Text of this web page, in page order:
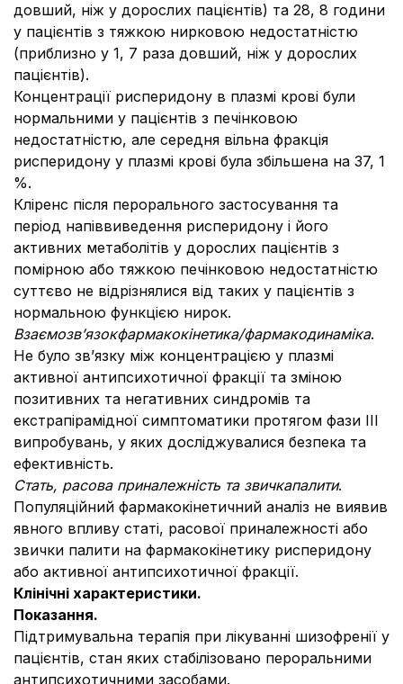
довший, ніж у дорослих пацієнтів) та 28, 8 години
у пацієнтів з тяжкою нирковою недостатністю
(приблизно у 1, 7 раза довший, ніж у дорослих
пацієнтів).
Концентрації рисперидону в плазмі крові були
нормальними у пацієнтів з печінковою
недостатністю, але середня вільна фракція
рисперидону у плазмі крові була збільшена на 37, 1
%.
Кліренс після перорального застосування та
період напіввиведення рисперидону і його
активних метаболітів у дорослих пацієнтів з
помірною або тяжкою печінковою недостатністю
суттєво не відрізнялися від таких у пацієнтів з
нормальною функцією нирок.
Взаємозв’язокфармакокінетика/фармакодинаміка.
Не було зв’язку між концентрацією у плазмі
активної антипсихотичної фракції та зміною
позитивних та негативних синдромів та
екстрапірамідної симптоматики протягом фази ІІІ
випробувань, у яких досліджувалися безпека та
ефективність.
Стать, расова приналежність та звичкапалити.
Популяційний фармакокінетичний аналіз не виявив
явного впливу статі, расової приналежності або
звички палити на фармакокінетику рисперидону
або активної антипсихотичної фракції.
Клінічні характеристики.
Показання.
Підтримувальна терапія при лікуванні шизофренії у
пацієнтів, стан яких стабілізовано пероральними
антипсихотичними засобами.